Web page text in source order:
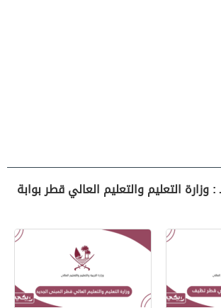
التعليم والتعليم العالي قطر بوابة